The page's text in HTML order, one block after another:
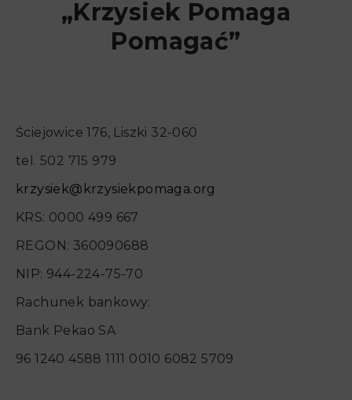
„Krzysiek Pomaga
Pomagać”
Ściejowice 176, Liszki 32-060
tel. 502 715 979
krzysiek@krzysiekpomaga.org
KRS: 0000 499 667
REGON: 360090688
NIP: 944-224-75-70
Rachunek bankowy:
Bank Pekao SA
96 1240 4588 1111 0010 6082 5709